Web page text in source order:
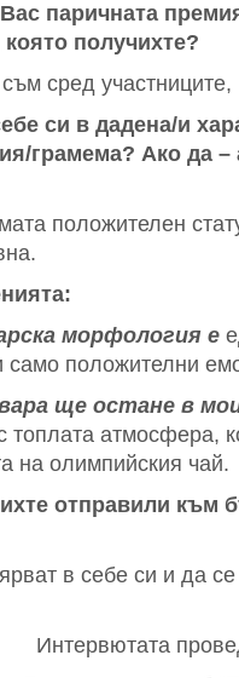
Вас паричната
получихте?
сред
си в дадена/и
грамема? Ако да –
положителен
морфология е
само положителни
ще остане в
топлата атмосфера,
на олимпийския чай.
отправили към
в себе си и да
Интервютата